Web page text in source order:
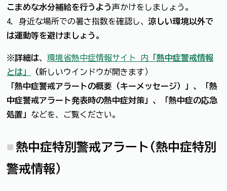
こまめな水分補給を行うよう声かけをしましょう。
4．身近な場所での暑さ指数を確認し、 涼しい環境以外で
は運動等を避けましょう。
※詳細は、 環境省熱中症情報サイト 内 「熱中症警戒情報
とは」
（新しいウインドウが開きます）
「熱中症警戒アラートの概要（キーメッセージ）」、「熱
中症警戒アラート発表時の熱中症対策」、「熱中症の応急
処置」 などを、ご覧ください。
熱中症特別警戒アラート(熱中症特別
警戒情報）